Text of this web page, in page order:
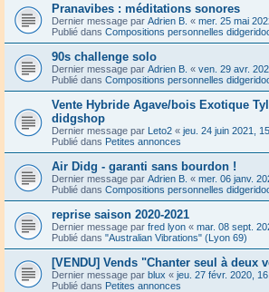
Pranavibes : méditations sonores
Dernier message par Adrien B. « mer. 25 mai
Publié dans Compositions personnelles
90s challenge solo
Dernier message par Adrien B. « ven. 29 avr.
Publié dans Compositions personnelles
Vente Hybride Agave/bois Exotique
didgshop
Dernier message par Leto2 « jeu. 24 juin 2021,
Publié dans Petites annonces
Air Didg - garanti sans bourdon !
Dernier message par Adrien B. « mer. 06 janv.
Publié dans Compositions personnelles
reprise saison 2020-2021
Dernier message par fred lyon « mar. 08 sept.
Publié dans "Australian Vibrations" (Lyon 69)
[VENDU] Vends "Chanter seul à deux
Dernier message par blux « jeu. 27 févr. 2020,
Publié dans Petites annonces